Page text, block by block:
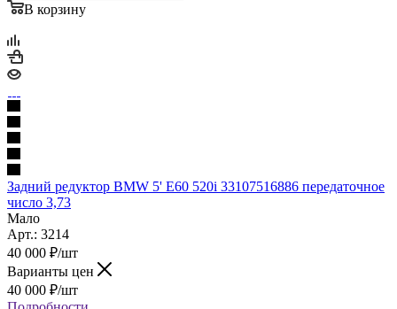
В корзину
Задний редуктор BMW 5' Е60 520i 33107516886 передаточное
число 3,73
Мало
Арт.: 3214
40 000 ₽/шт
Варианты цен
40 000 ₽/шт